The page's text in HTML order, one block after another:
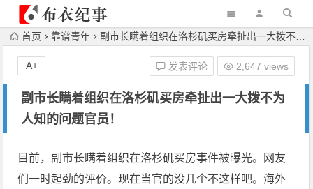
首页 靠谱青年 副市长瞒着组织在洛杉矶买房牵扯出一大拨不为人知的问题官员！
副市长瞒着组织在洛杉矶买房牵扯出一大拨不为
人知的问题官员！
发表评论 2,647 views
A+
目前， 副市长瞒着组织在洛杉矶买房事件被曝光。网友
们一时起劲的评价。现在当官的没几个不这样吧。海外